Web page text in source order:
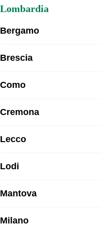
Lombardia
Bergamo
Brescia
Como
Cremona
Lecco
Lodi
Mantova
Milano